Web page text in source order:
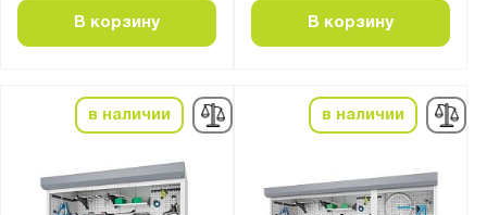
В корзину В корзину
в наличии в наличии
1845
2400
2700